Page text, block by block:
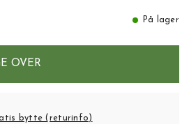
På lager
OVER
bytte (returinfo)